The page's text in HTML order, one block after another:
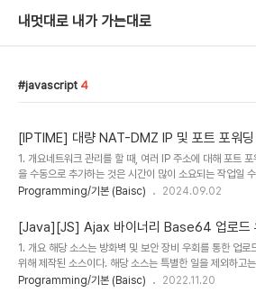
내멋대로 내가 가는대로
javascript 4
[IPTIME] 대량 NAT-DMZ IP 및 포트 포워딩
1. 개요네트워크 관리를 할 때, 여러 IP 주소에 대해 포트 포
을 수동으로 추가하는 것은 시간이 많이 소요되는 작업일 수
특히 대규모 네트워크 환경에서는 이런 작업이 더욱 번거롭
async/await를 활용하여 네트워크 포트 포워딩을 자동화
을 소개하고자 합니다. 이 글에서는 비동기적으로 네트워크
리하는 방법과 이를 사용해 여러 IP에 대한 포트 포워딩을
정하는 방법에 대해 설명합니다.2. 내용비동기 함수는 네트
과 같이 시간이 오래 걸리는 작업을 수행할 때 유용하게 사용
Programming/기본 (Baisc) 2024.09.02
[Java][JS] Ajax 바이너리 Base64 업로드
1. 개요 해당 소스는 방화벽 및 보안 장비 우회를 통한 업로
위해 제작된 소스이다. 해당 소스는 특별한 일을 제외하고
것을 권하지 않으며, 또한 파일 용량이 큰 경우 String으로
Programming/기본 (Baisc) 2022.11.20